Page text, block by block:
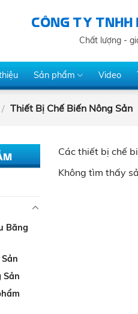
CÔNG TY
Chất lượng -
Sản phẩm Video
/ Thiết Bị Chế Biến Nông Sản
Băng
Sản
Các thiết bị chế
Không tìm thấy